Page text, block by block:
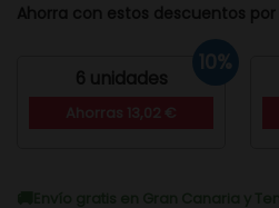
Ahorra con estos descuentos
6 unidades
10%